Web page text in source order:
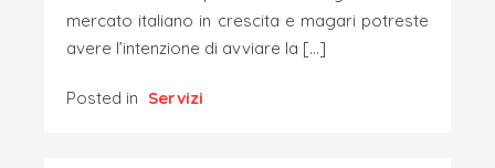
mercato italiano in crescita e magari potreste
avere l’intenzione di avviare la […]
Posted in Servizi